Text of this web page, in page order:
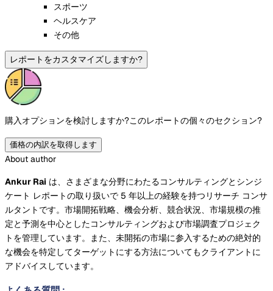
スポーツ
ヘルスケア
その他
レポートをカスタマイズしますか?
購入オプションを検討しますか?このレポートの個々のセクション?
価格の内訳を取得します
About author
Ankur Ra​​i は、さまざまな分野にわたるコンサルティングとシンジ
ケート レポートの取り扱いで 5 年以上の経験を持つリサーチ コンサ
ルタントです。市場開拓戦略、機会分析、競合状況、市場規模の推
定と予測を中心としたコンサルティングおよび市場調査プロジェク
トを管理しています。また、未開拓の市場に参入するための絶対的
な機会を特定してターゲットにする方法についてもクライアントに
アドバイスしています。